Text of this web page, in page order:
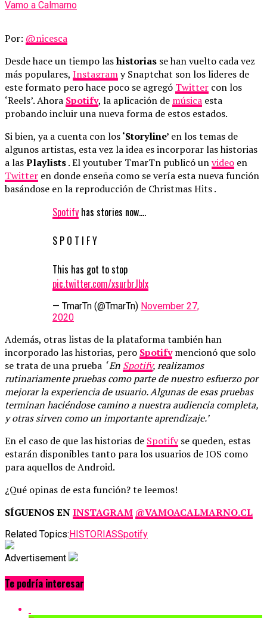
Vamo a Calmarno
Por: @nicesca
Desde hace un tiempo lashistorias se han vuelto cada vez
más populares, Instagramy Snaptchat son los lideres de
este formato pero hace poco se agregó Twitter con los
‘Reels’. Ahora Spotify, la aplicación de música esta
probando incluir una nueva forma de estos estados.
Si bien, ya a cuenta con los‘Storyline’ en los temas de
algunos artistas, esta vez la idea es incorporar las historias
a lasPlaylists. El youtuber TmarTn publicó unvideo en
Twitter en donde enseña como se vería esta nueva función
basándose en la reproducción de Christmas Hits .
Spotify has stories now….
S P O T I F Y
This has got to stop
pic.twitter.com/xsurbrJblx
— TmarTn (@TmarTn) November 27,
2020
Además, otras listas de la plataforma también han
incorporado las historias, pero Spotify mencionó que solo
se trata de una prueba ‘ En Spotify, realizamos
rutinariamente pruebas como parte de nuestro esfuerzo por
mejorar la experiencia de usuario. Algunas de esas pruebas
terminan haciéndose camino a nuestra audiencia completa,
y otras sirven como un importante aprendizaje.’
En el caso de que las historias de Spotifyse queden, estas
estarán disponibles tanto para los usuarios de IOS como
para aquellos de Android.
¿Qué opinas de esta función? te leemos!
SÍGUENOS ENINSTAGRAM @VAMOACALMARNO.CL
Related Topics:HISTORIASSpotify
Advertisement
Te podría interesar